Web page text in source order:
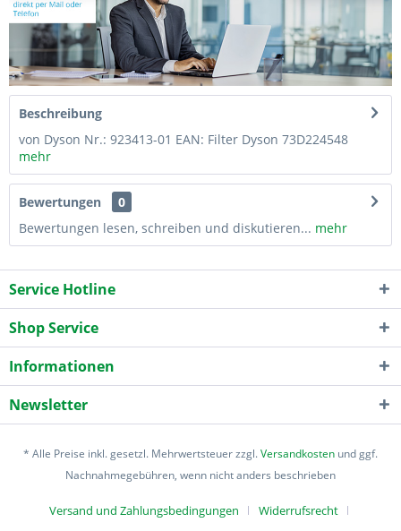
Beschreibung
von Dyson Nr.: 923413-01 EAN: Filter Dyson 73D224548
mehr
Bewertungen
0
Bewertungen lesen, schreiben und diskutieren... mehr
Service Hotline
Shop Service
Informationen
Newsletter
* Alle Preise inkl. gesetzl. Mehrwertsteuer zzgl.Versandkosten und ggf.
Nachnahmegebühren, wenn nicht anders beschrieben
Versand und Zahlungsbedingungen Widerrufsrecht